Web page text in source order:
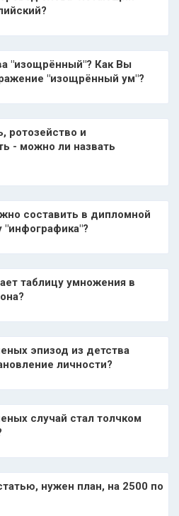
"изощрённый"? Как Вы
"изощрённый ум"?
ротозейство и
- можно ли назвать
составить в дипломной
"инфографика"?
таблицу умножения в
эпизод из детства
личности?
случай стал толчком
нужен план, на 2500 по